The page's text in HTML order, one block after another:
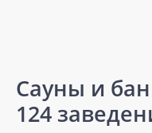
Сауны и
124